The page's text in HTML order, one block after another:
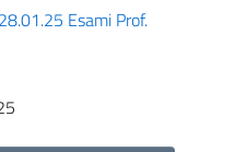
Esami Prof.